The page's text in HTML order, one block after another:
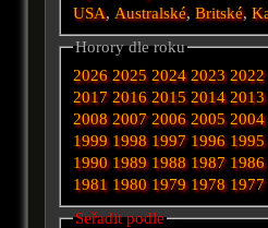
USA, Australské,Britské,
Horory dle roku
2026 2025 2024 2023 2022
2017 2016 2015 2014 2013
2008 2007 2006 2005 2004
1999 1998 1997 1996 1995
1990 1989 1988 1987 1986
1981 1980 1979 1978 1977
Seřadit podle